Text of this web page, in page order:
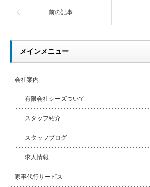
前の記事
メインメニュー
会社案内
有限会社シーズついて
スタッフ紹介
スタッフブログ
求人情報
家事代行サービス